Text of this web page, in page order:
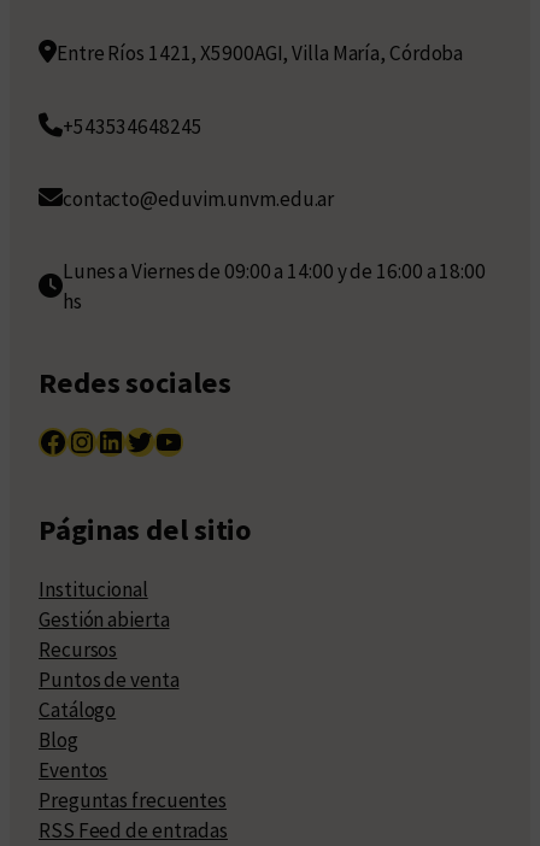
Entre Ríos 1421, X5900AGI, Villa María, Córdoba
+543534648245
contacto@eduvim.unvm.edu.ar
Lunes a Viernes de 09:00 a 14:00 y de 16:00 a 18:00
hs
Redes sociales
Facebook InstagramLinkedIn Twitter YouTube
Páginas del sitio
Institucional
Gestión abierta
Recursos
Puntos de venta
Catálogo
Blog
Eventos
Preguntas frecuentes
RSS Feed de entradas